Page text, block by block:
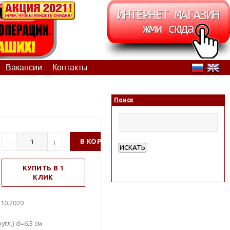
Вакансии Контакты
В КОРЗИНУ
КУПИТЬ В 1
КЛИК
d=6,5 см
Поиск
ИСКАТЬ